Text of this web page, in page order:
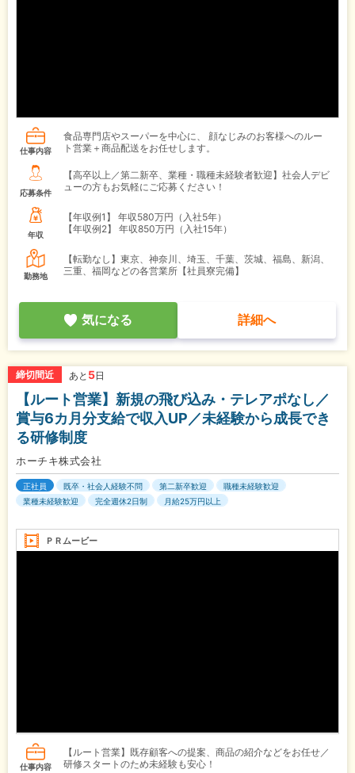
仕事内容
食品専門店やスーパーを中心に、 顔なじみのお客様へのルー
ト営業＋商品配送をお任せします。
応募条件
【高卒以上／第二新卒、業種・職種未経験者歓迎】社会人デビ
ューの方もお気軽にご応募ください！
年収
【年収例1】
年収580万円（入社5年）
【年収例2】
年収850万円（入社15年）
勤務地
【転勤なし】東京、神奈川、埼玉、千葉、茨城、福島、新潟、
三重、福岡などの各営業所【社員寮完備】
気になる 詳細へ
締切間近 あと 5日
【ルート営業】新規の飛び込み・テレアポなし／
賞与6カ月分支給で収入UP／未経験から成長でき
る研修制度
ホーチキ株式会社
正社員 既卒・社会人経験不問 第二新卒歓迎
職種未経験歓迎
業種未経験歓迎
完全週休2日制 月給25万円以上
ＰＲムービー
仕事内容
【ルート営業】既存顧客への提案、商品の紹介などをお任せ／
研修スタートのため未経験も安心！